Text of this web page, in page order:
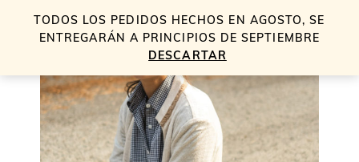
TODOS LOS PEDIDOS HECHOS EN AGOSTO, SE
ENTREGARÁN A PRINCIPIOS DE SEPTIEMBRE
DESCARTAR